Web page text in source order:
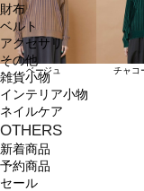
財布
ベルト
アクセサリ
その他
雑貨小物
インテリア小物
ネイルケア
OTHERS
新着商品
予約商品
セール
ベージュ チャコ